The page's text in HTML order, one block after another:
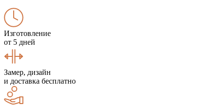
Изготовление
от 5 дней
Замер, дизайн
и доставка бесплатно